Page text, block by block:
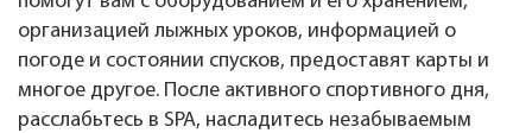
организацией лыжных уроков, информацией о
погоде и состоянии спусков, предоставят карты и
многое другое. После активного спортивного дня,
расслабьтесь в SPA, насладитесь незабываемым